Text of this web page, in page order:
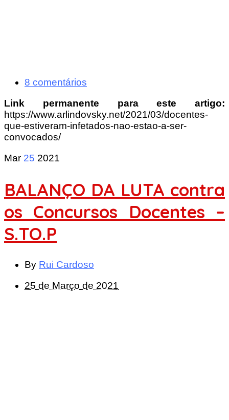
8 comentários
Link permanente para este artigo:
https://www.arlindovsky.net/2021/03/docentes-
que-estiveram-infetados-nao-estao-a-ser-
convocados/
Mar 25 2021
BALANÇO DA LUTA contra
os Concursos Docentes –
S.TO.P
By Rui Cardoso
25 de Março de 2021